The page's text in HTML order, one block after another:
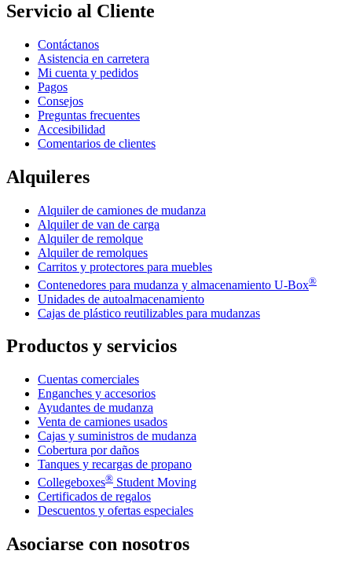
Servicio al Cliente
Contáctanos
Asistencia en carretera
Mi cuenta y pedidos
Pagos
Consejos
Preguntas frecuentes
Accesibilidad
Comentarios de clientes
Alquileres
Alquiler de camiones de mudanza
Alquiler de van de carga
Alquiler de remolque
Alquiler de remolques
Carritos y protectores para muebles
Contenedores para mudanza y almacenamiento U-Box®
Unidades de autoalmacenamiento
Cajas de plástico reutilizables para mudanzas
Productos y servicios
Cuentas comerciales
Enganches y accesorios
Ayudantes de mudanza
Venta de camiones usados
Cajas y suministros de mudanza
Cobertura por daños
Tanques y recargas de propano
Collegeboxes® Student Moving
Certificados de regalos
Descuentos y ofertas especiales
Asociarse con nosotros